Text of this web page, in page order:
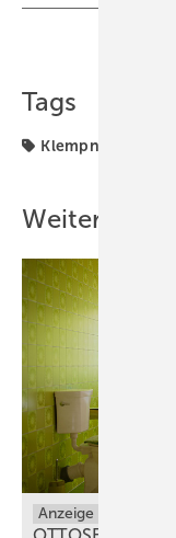
Tags
Klempnerei
Weitere
Anzeige